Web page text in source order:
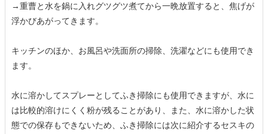
→重曹と水を鍋に入れグツグツ煮てから一晩放置すると、焦げが
浮かびあがってきます。
キッチンのほか、お風呂や洗面所の掃除、洗濯などにも使用でき
ます。
水に溶かしてスプレーとしてふき掃除にも使用できますが、水に
は比較的溶けにくく粉が残ることがあり、また、水に溶かした状
態での保存もできないため、ふき掃除には次に紹介するセスキの